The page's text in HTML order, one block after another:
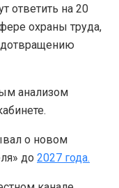
ответить на 20
охраны труда,
анализом
о новом
до 2027 года.